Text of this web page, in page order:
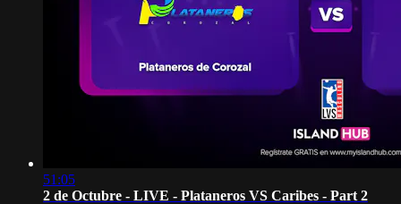
51:05
2 de Octubre - LIVE - Plataneros VS Caribes - Part 2